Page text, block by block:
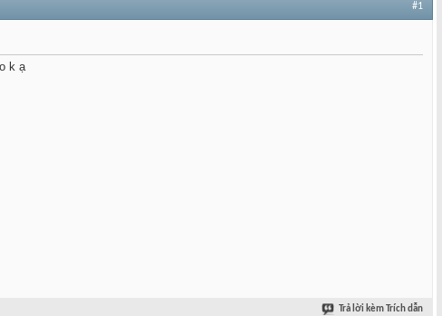
#1
k ạ
Trả lời kèm Trích dẫn